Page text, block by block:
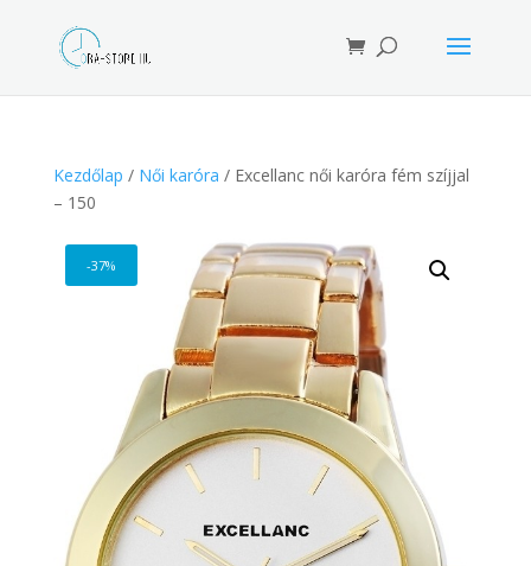
search
Kezdőlap / Női karóra / Excellanc női karóra fém szíjjal
– 150
-37%